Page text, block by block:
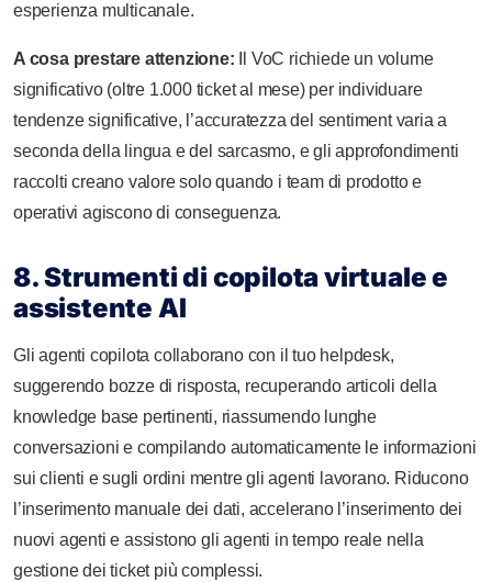
esperienza multicanale.
A cosa prestare attenzione: Il VoC richiede un volume
significativo (oltre 1.000 ticket al mese) per individuare
tendenze significative, l’accuratezza del sentiment varia a
seconda della lingua e del sarcasmo, e gli approfondimenti
raccolti creano valore solo quando i team di prodotto e
operativi agiscono di conseguenza.
8. Strumenti di copilota virtuale e
assistente AI
Gli agenti copilota collaborano con il tuo helpdesk,
suggerendo bozze di risposta, recuperando articoli della
knowledge base pertinenti, riassumendo lunghe
conversazioni e compilando automaticamente le informazioni
sui clienti e sugli ordini mentre gli agenti lavorano. Riducono
l’inserimento manuale dei dati, accelerano l’inserimento dei
nuovi agenti e assistono gli agenti in tempo reale nella
gestione dei ticket più complessi.